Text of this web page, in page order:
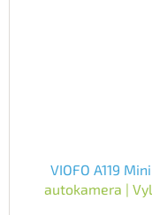
VIOFO A119
autokamera |